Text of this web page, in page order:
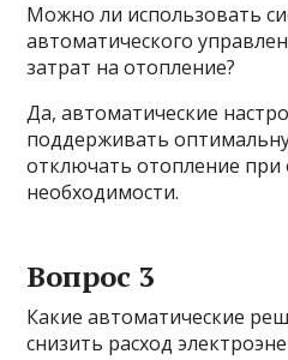
Можно ли использовать
автоматического
затрат на отопление?
Да, автоматические
поддерживать
отключать отопление при
необходимости.
Вопрос 3
Какие автоматические
снизить расход